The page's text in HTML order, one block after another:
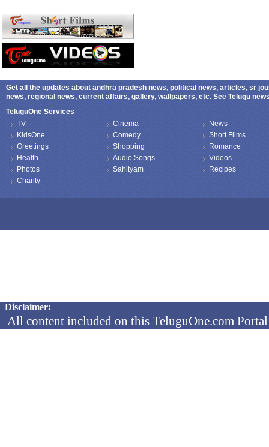
Get all the updates about andhra pradesh news, political news, articles, sr
news, regional news, current affairs, gallery, wallpapers, etc. See Telugu
TeluguOne Services
TV
KidsOne
Greetings
Health
Photos
Charity
Cinema
Comedy
Shopping
Audio Songs
Sahityam
News
Short Films
Romance
Videos
Recipes
Disclaimer:
All content included on this TeluguOne.com